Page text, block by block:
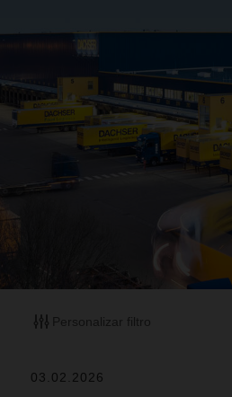
Personalizar filtro
03.02.2026